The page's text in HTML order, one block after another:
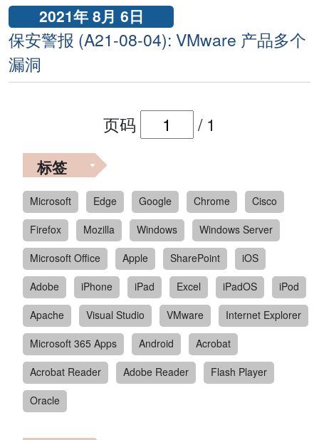
2021年 8月 6日
保安警报 (A21-08-04): VMware 产品多个
漏洞
页码 / 1
标签
Microsoft Edge Google Chrome
Cisco
Firefox
Mozilla Windows
Windows Server
Microsoft Office
Apple SharePoint
iOS
Adobe
iPhone iPad Excel iPadOS
iPod
Apache
Visual Studio VMware
Internet Explorer
Microsoft 365 Apps
Android
Acrobat
Acrobat Reader
Adobe Reader
Flash Player
Oracle